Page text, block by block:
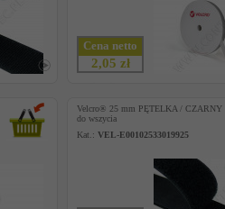
Cena netto
2,05 zł
Velcro® 25 mm PĘTELKA / CZARNY
do wszycia
Kat.: VEL-E00102533019925